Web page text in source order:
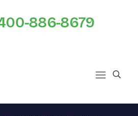
886-8679